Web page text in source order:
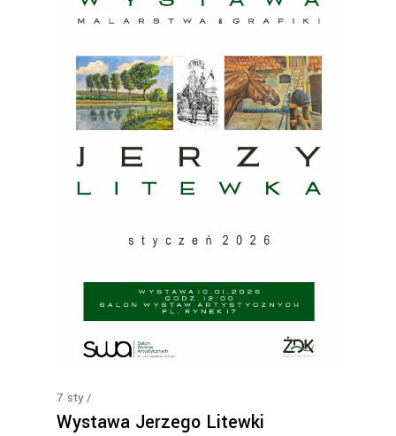
7 sty
Wystawa Jerzego Litewki